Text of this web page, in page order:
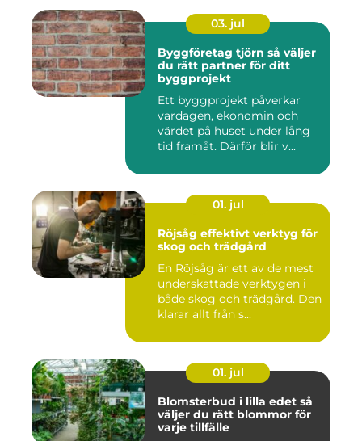
03. jul
Byggföretag tjörn så väljer
du rätt partner för ditt
byggprojekt
Ett byggprojekt påverkar
vardagen, ekonomin och
värdet på huset under lång
tid framåt. Därför blir v...
01. jul
Röjsåg effektivt verktyg för
skog och trädgård
En Röjsåg är ett av de mest
underskattade verktygen i
både skog och trädgård. Den
klarar allt från s...
01. jul
Blomsterbud i lilla edet så
väljer du rätt blommor för
varje tillfälle